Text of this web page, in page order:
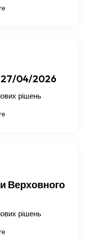
04/2026
рішень
Верховного
рішень